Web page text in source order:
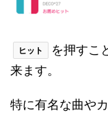
ヒット
を押すこ
来ます。
特に有名な曲や